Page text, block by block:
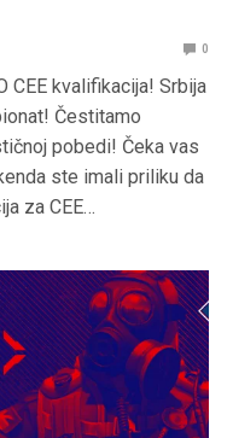
0
CEE kvalifikacija! Srbija
Čestitamo
pobedi! Čeka vas
ste imali priliku da
za CEE…